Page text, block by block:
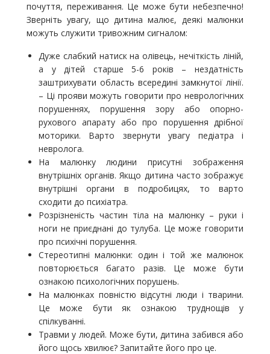
почуття, переживання. Це може бути небезпечно!
Зверніть увагу, що дитина малює, деякі малюнки
можуть служити тривожним сигналом:
Дуже слабкий натиск на олівець, нечіткість ліній,
а у дітей старше 5-6 років – нездатність
заштрихувати область всередині замкнутої лінії.
– Ці прояви можуть говорити про неврологічних
порушеннях, порушення зору або опорно-
рухового апарату або про порушення дрібної
моторики. Варто звернути увагу педіатра і
невролога.
На малюнку людини присутні зображення
внутрішніх органів. Якщо дитина часто зображує
внутрішні органи в подробицях, то варто
сходити до психіатра.
Розрізненість частин тіла на малюнку – руки і
ноги не приєднані до тулуба. Це може говорити
про психічні порушення.
Стереотипні малюнки: один і той же малюнок
повторюється багато разів. Це може бути
ознакою психологічних порушень.
На малюнках повністю відсутні люди і тварини.
Це може бути як ознакою труднощів у
спілкуванні.
Травми у людей. Може бути, дитина забився або
його щось хвилює? Запитайте його про це.